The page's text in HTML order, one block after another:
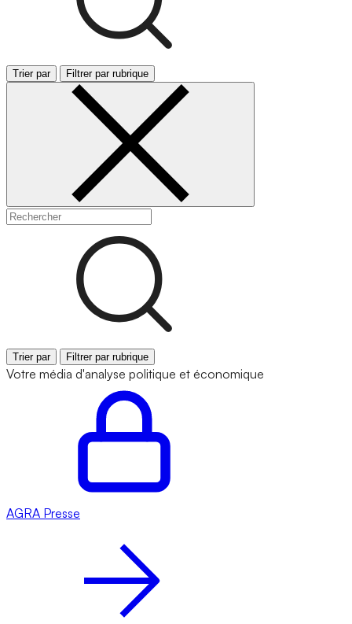
Trier par Filtrer par rubrique
Trier par Filtrer par rubrique
Votre média d'analyse politique et économique
AGRA Presse